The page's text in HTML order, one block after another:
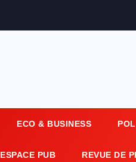
ECO & BUSINESS
ESPACE PUB REVUE DE